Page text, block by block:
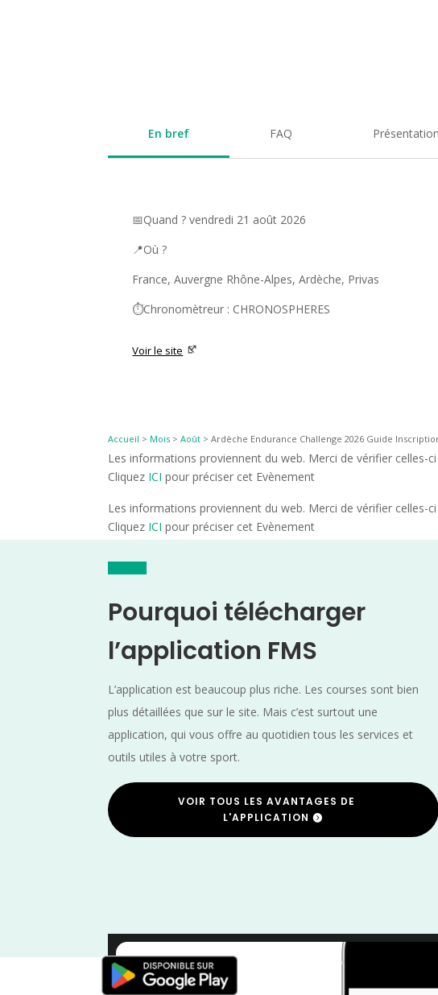
En bref FAQ Présentation
📅Quand ? vendredi 21 août 2026
📍Où ?
France, Auvergne Rhône-Alpes, Ardèche, Privas
⏱️Chronomètreur : CHRONOSPHERES
Voir le site
Accueil > Mois >Août >Ardèche Endurance Challenge 2026 Guide
Les informations proviennent du web. Merci de vérifier celles-
Cliquez ICI pour préciser cet Evènement
Les informations proviennent du web. Merci de vérifier celles-
Cliquez ICI pour préciser cet Evènement
Pourquoi télécharger
l’application FMS
L’application est beaucoup plus riche. Les courses sont bien
plus détaillées que sur le site. Mais c’est surtout une
application, qui vous offre au quotidien tous les services et
outils utiles à votre sport.
VOIR TOUS LES AVANTAGES DE
L'APPLICATION
Distance Ultra